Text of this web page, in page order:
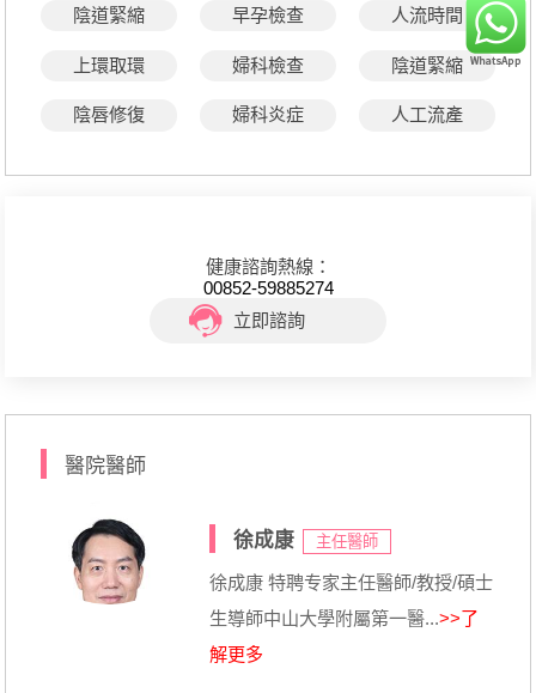
陰道緊縮 早孕檢查 人流時間
上環取環 婦科檢查 陰道緊縮
陰唇修復 婦科炎症 人工流產
健康諮詢熱線：
00852-59885274
立即諮詢
醫院醫師
徐成康 主任醫師
徐成康 特聘专家主任醫師/教授/碩士
生導師中山大學附屬第一醫...>>了
解更多